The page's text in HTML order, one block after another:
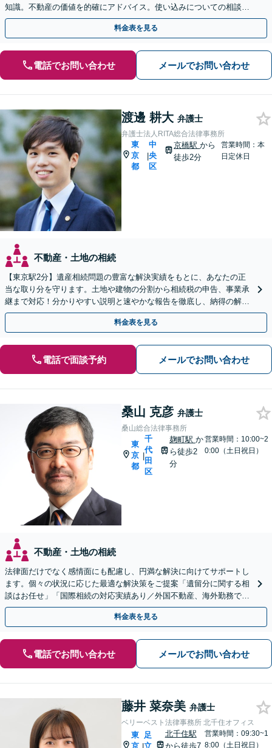
知識。不動産の価値を的確にアドバイス。使い込みについての相談も
多数。後見など高齢者の問題にも対応可
料金表を見る
電話でお問い合わせ メールでお問い合わせ
渡邊 耕大 弁護士
弁護士法人RITA総合法律事務所
東
京
都
|
中
央
区
京橋駅から
徒歩2分
営業時間：本
日定休日
不動産・土地の相続
【東京駅2分】遺産相続問題の豊富な解決実績をもとに、あなたの正
当な取り分を守ります。土地や建物の分割から相続税の申告、事業承
継まで対応！分かりやすい説明と速やかな報告を徹底し、納得の解決
を目指します【夜間や休日相談可】【オンライン相談可】
料金表を見る
電話で面談予約 メールでお問い合わせ
桑山 克彦 弁護士
桑山総合法律事務所
東
京
都
|
千
代
田
区
麹町駅 か
ら徒歩2
分
営業時間：10:00~2
0:00（土日祝日）
不動産・土地の相続
法律面だけでなく感情面にも配慮し、円満な解決に向けてサポートし
ます。個々の状況に応じた最適な解決策をご提案「遺留分に関する相
談はお任せ」「国際相続の対応実績あり／外国不動産、海外勤務で得
た株式の相続など」【休日・夜間相談可】
料金表を見る
電話でお問い合わせ メールでお問い合わせ
藤井 菜奈美 弁護士
ベリーベスト法律事務所 北千住オフィス
東
京 |
足
立
北千住駅
から徒歩7
営業時間：09:30~1
8:00（土日祝日）